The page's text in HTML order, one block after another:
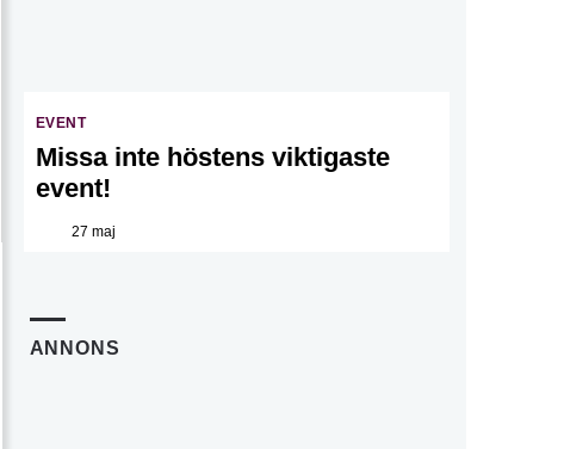
EVENT
Missa inte höstens viktigaste
event!
27 maj
ANNONS